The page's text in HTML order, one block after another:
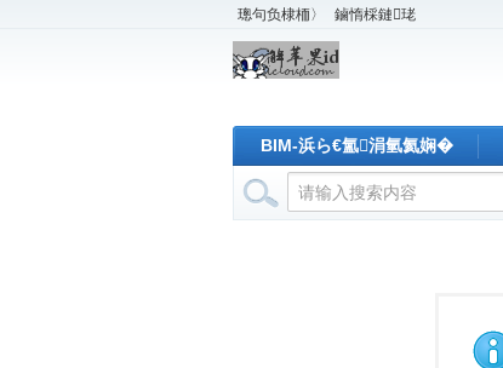
璁句负棣栭〉 鏀惰棌鏈珯
BIM-浜ら€氳涓氫氦娴�